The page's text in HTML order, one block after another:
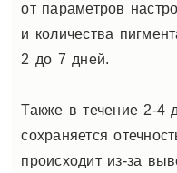
от параметров
и количества
2 до 7 дней.
Также в течение 2-4
сохраняется
происходит из-за